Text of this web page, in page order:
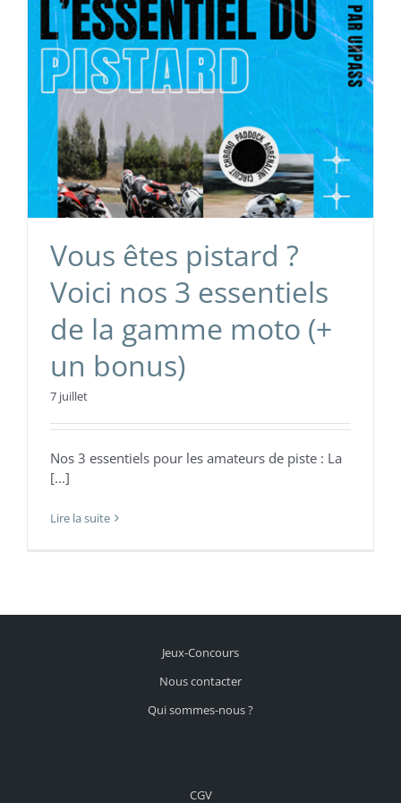
Vous êtes pistard ?
Voici nos 3 essentiels
de la gamme moto (+
un bonus)
7 juillet
Nos 3 essentiels pour les amateurs de piste : La
[...]
Lire la suite
Jeux-Concours
Nous contacter
Qui sommes-nous ?
CGV